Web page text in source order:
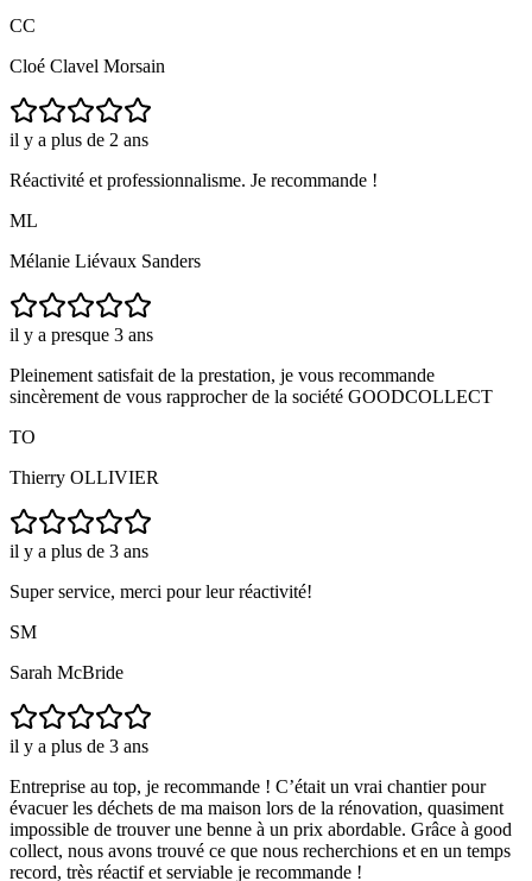
CC
Cloé Clavel Morsain
il y a plus de 2 ans
Réactivité et professionnalisme. Je recommande !
ML
Mélanie Liévaux Sanders
il y a presque 3 ans
Pleinement satisfait de la prestation, je vous recommande
sincèrement de vous rapprocher de la société GOODCOLLECT
TO
Thierry OLLIVIER
il y a plus de 3 ans
Super service, merci pour leur réactivité!
SM
Sarah McBride
il y a plus de 3 ans
Entreprise au top, je recommande ! C’était un vrai chantier pour
évacuer les déchets de ma maison lors de la rénovation, quasiment
impossible de trouver une benne à un prix abordable. Grâce à good
collect, nous avons trouvé ce que nous recherchions et en un temps
record, très réactif et serviable je recommande !